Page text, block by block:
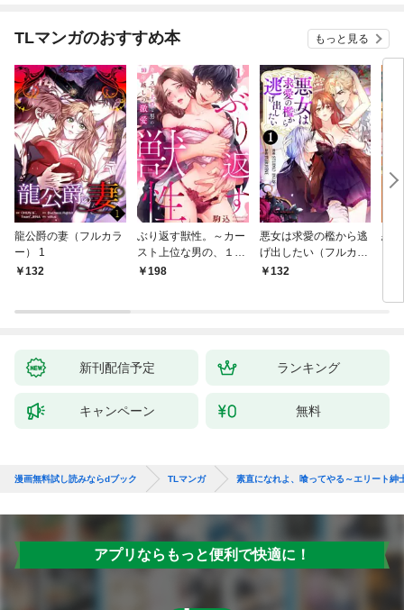
TLマンガのおすすめ本 もっと見る
龍公爵の妻（フルカラ
ー） 1
132
ぶり返す獣性。～カー
スト上位な男の、１０
年越しの激愛１
198
悪女は求愛の檻から逃
げ出したい（フルカラ
ー） 1
132
恋
新刊配信予定 ランキング
キャンペーン 無料
漫画無料試し読みならdブック TLマンガ 素直になれよ、喰ってやる～エリート紳
アプリならもっと便利で快適に！